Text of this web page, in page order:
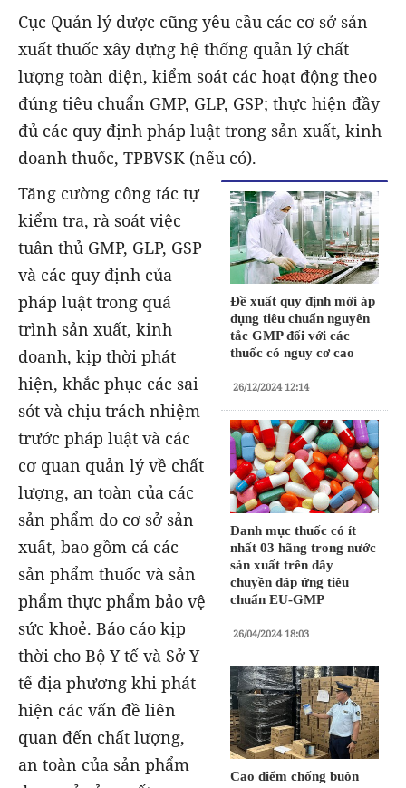
Cục Quản lý dược cũng yêu cầu các cơ sở sản
xuất thuốc xây dựng hệ thống quản lý chất
lượng toàn diện, kiểm soát các hoạt động theo
đúng tiêu chuẩn GMP, GLP, GSP; thực hiện đầy
đủ các quy định pháp luật trong sản xuất, kinh
doanh thuốc, TPBVSK (nếu có).
Đề xuất quy định mới áp
dụng tiêu chuẩn nguyên
tắc GMP đối với các
thuốc có nguy cơ cao
26/12/2024 12:14
Danh mục thuốc có ít
nhất 03 hãng trong nước
sản xuất trên dây
chuyền đáp ứng tiêu
chuẩn EU-GMP
26/04/2024 18:03
Cao điểm chống buôn
Tăng cường công tác tự
kiểm tra, rà soát việc
tuân thủ GMP, GLP, GSP
và các quy định của
pháp luật trong quá
trình sản xuất, kinh
doanh, kịp thời phát
hiện, khắc phục các sai
sót và chịu trách nhiệm
trước pháp luật và các
cơ quan quản lý về chất
lượng, an toàn của các
sản phẩm do cơ sở sản
xuất, bao gồm cả các
sản phẩm thuốc và sản
phẩm thực phẩm bảo vệ
sức khoẻ. Báo cáo kịp
thời cho Bộ Y tế và Sở Y
tế địa phương khi phát
hiện các vấn đề liên
quan đến chất lượng,
an toàn của sản phẩm